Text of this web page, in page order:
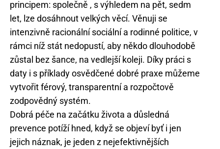
principem: společně , s výhledem na pět, sedm
let, lze dosáhnout velkých věcí. Věnuji se
intenzivně racionální sociální a rodinné politice, v
rámci níž stát nedopustí, aby někdo dlouhodobě
zůstal bez šance, na vedlejší koleji. Díky práci s
daty i s příklady osvědčené dobré praxe můžeme
vytvořit férový, transparentní a rozpočtově
zodpovědný systém.
Dobrá péče na začátku života a důsledná
prevence potíží hned, když se objeví byť i jen
jejich náznak, je jeden z nejefektivnějších